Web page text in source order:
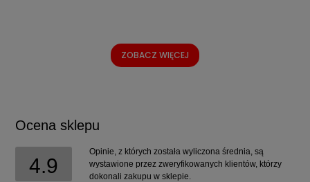
ZOBACZ WIĘCEJ
Ocena sklepu
4.9
Opinie, z których została wyliczona średnia, są
wystawione przez zweryfikowanych klientów, którzy
dokonali zakupu w sklepie.